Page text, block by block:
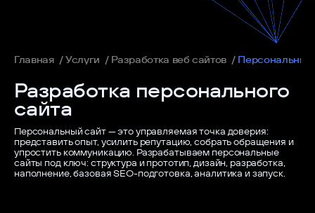
Главная Услуги Разработка веб сайтов Персональный
Разработка персонального
сайта
Персональный сайт — это управляемая точка доверия:
представить опыт, усилить репутацию, собрать обращения и
упростить коммуникацию. Разрабатываем персональные
сайты под ключ: структура и прототип, дизайн, разработка,
наполнение, базовая SEO-подготовка, аналитика и запуск.